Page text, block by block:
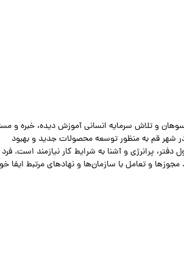
و تلاش سرمایه انسانی آموزش دیده، خبره و
شهر قم به منظور توسعه محصولات جدید و بهبود
پرانرژی و آشنا به شرایط کار نیازمند است. فرد
و تعامل با سازمان‌ها و نهادهای مرتبط ایفا